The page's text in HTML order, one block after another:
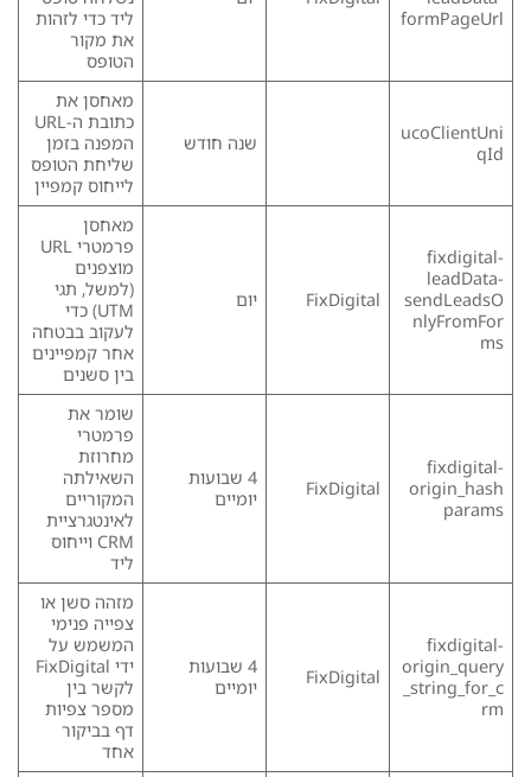
formPageUrl
ליד כדי לזהות
את מקור
הטופס
ucoClientUni
qId
שנה חודש
מאחסן את
כתובת ה-URL
המפנה בזמן
שליחת הטופס
לייחוס קמפיין
fixdigital-
leadData-
sendLeadsO
nlyFromFor
ms
FixDigital יום
מאחסן
פרמטרי URL
מוצפנים
(למשל, תגי
UTM) כדי
לעקוב בבטחה
אחר קמפיינים
בין סשנים
fixdigital-
origin_hash
params
FixDigital
4 שבועות
יומיים
שומר את
פרמטרי
מחרוזת
השאילתה
המקוריים
לאינטגרציית
CRM וייחוס
ליד
fixdigital-
origin_query
_string_for_c
rm
FixDigital
4 שבועות
יומיים
מזהה סשן או
צפייה פנימי
המשמש על
ידי FixDigital
לקשר בין
מספר צפיות
דף בביקור
אחד